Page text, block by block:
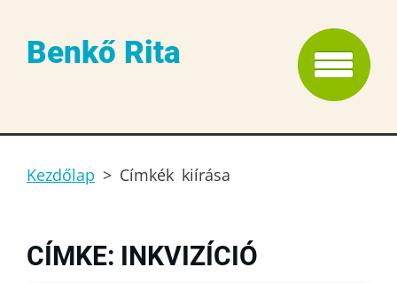
Benkő Rita
Kezdőlap > Címkék kiírása
CÍMKE: INKVIZÍCIÓ